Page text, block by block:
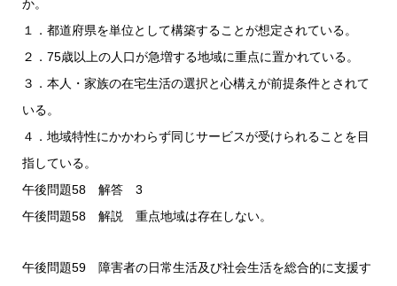
か。
１．都道府県を単位として構築することが想定されている。
２．75歳以上の人口が急増する地域に重点に置かれている。
３．本人・家族の在宅生活の選択と心構えが前提条件とされて
いる。
４．地域特性にかかわらず同じサービスが受けられることを目
指している。
午後問題58 解答 3
午後問題58 解説 重点地域は存在しない。
午後問題59 障害者の日常生活及び社会生活を総合的に支援す